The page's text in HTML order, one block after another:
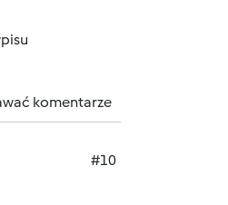
komentarze
#10